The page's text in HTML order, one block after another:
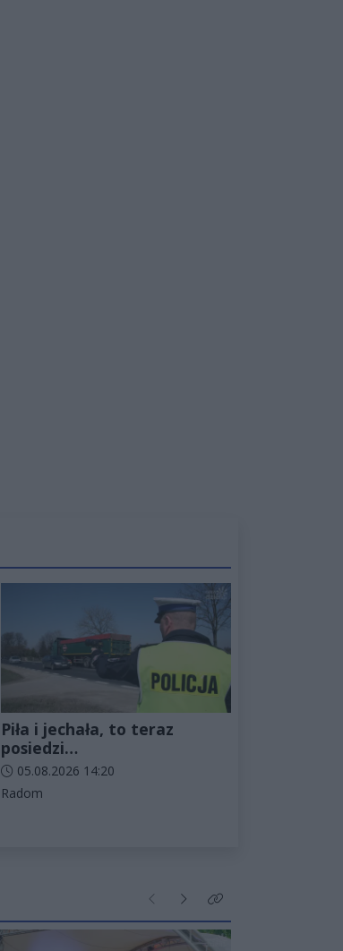
Piła i jechała, to teraz
posiedzi…
Data dodania artykułu:
05.08.2026 14:20
Kategorie artykułu:
Radom
Poprzednie
NastępneKliknij aby zobaczyć